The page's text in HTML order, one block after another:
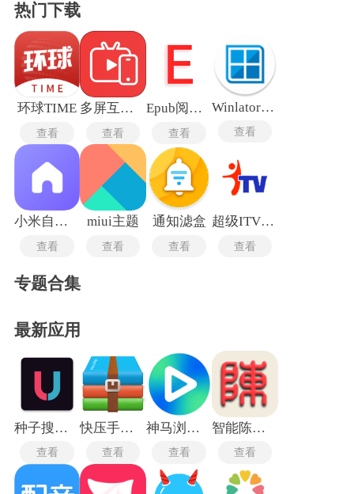
热门下载
环球TIME
查看
多屏互动电视TV版
查看
Epub阅读器
查看
Winlator10.12
查看
小米自由桌面稳定版
查看
miui主题
查看
通知滤盒
查看
超级ITV最新版
查看
专题合集
最新应用
种子搜索神器5.0
查看
快压手机版
查看
神马浏览器电视版
查看
智能陈桥五笔最新版
查看